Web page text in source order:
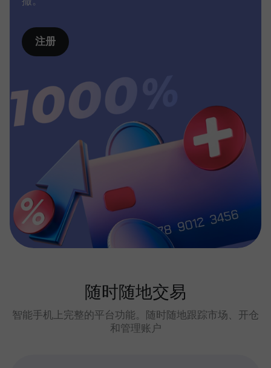
注册
随时随地交易
智能手机上完整的平台功能。随时随地跟踪市场、开仓
和管理账户